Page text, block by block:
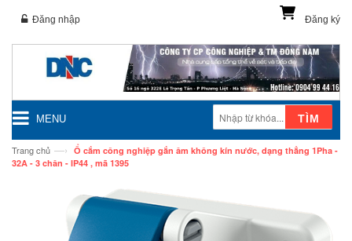
Đăng ký
Đăng nhập
MENU TÌM
Trang chủ —› Ổ cắm công nghiệp gắn âm không kín nước, dạng thẳng 1Pha -
32A - 3 chân - IP44 , mã 1395